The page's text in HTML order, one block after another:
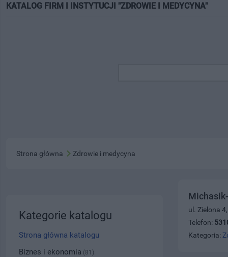
KATALOG FIRM I INSTYTUCJI "ZDROWIE I MEDYCYNA"
Strona główna Zdrowie i medycyna
ul. Zielona
Telefon:
Kategoria:
Kategorie katalogu
Strona główna katalogu
Biznes i ekonomia (81)